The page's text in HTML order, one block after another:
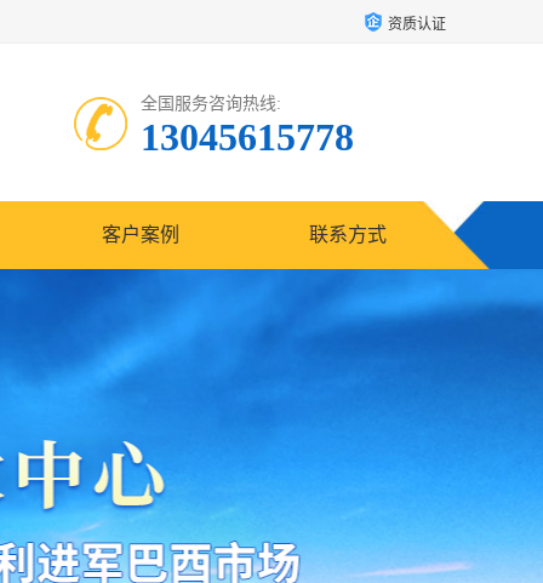
资质认证
全国服务咨询热线:
13045615778
客户案例 联系方式